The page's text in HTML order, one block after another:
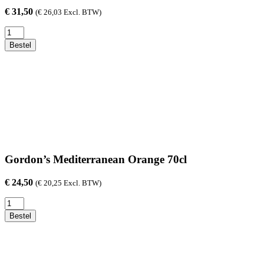
€ 31,50 (€ 26,03 Excl. BTW)
Bulldog
Gin
70cl
Bestel
Gordon’s Mediterranean Orange 70cl
€ 24,50 (€ 20,25 Excl. BTW)
Gordon's
Mediterranean
Orange
Bestel